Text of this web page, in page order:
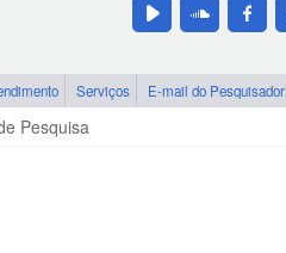
Serviços E-mail do Pesquisador
Pesquisa